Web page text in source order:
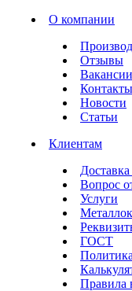
О компании
Отзывы
Вакансии
Контакты
Новости
Статьи
Клиентам
Вопрос
Услуги
ГОСТ
Правила